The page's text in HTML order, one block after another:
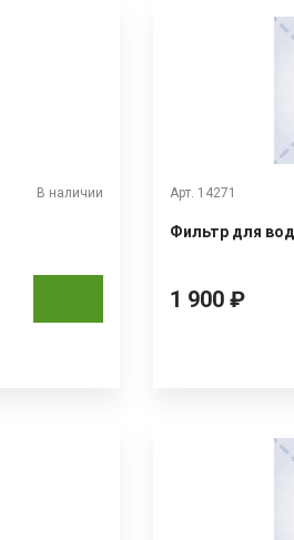
В наличии Арт. 14271
Фильтр для
1 900 ₽